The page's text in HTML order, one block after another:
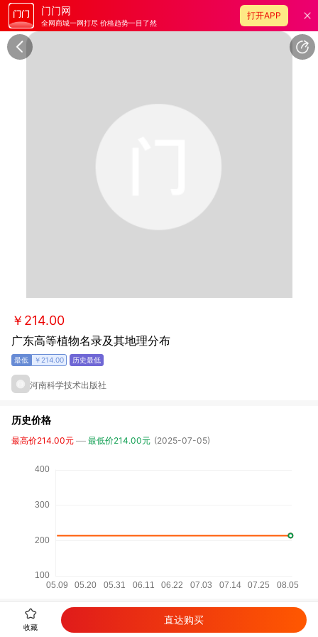
门门网
全网商城一网打尽 价格趋势一目了然
打开APP
￥214.00
广东高等植物名录及其地理分布
￥214.00
河南科学技术出版社
历史价格
最高价214.00元 最低价214.00元 (2025-07-05)
详细参数
收藏
直达购买